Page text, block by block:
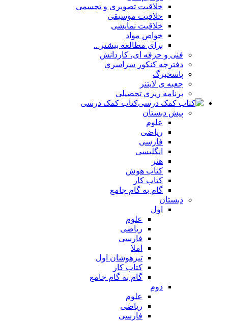
خلاقیت تصویری و تجسمی
خلاقیت موسیقی
خلاقیت نمایشی
خواص مواد
برای مطالعه بیشتر ..
فنی و حرفه ای، کاردانش
دفترچه کنکور سراسری
پاسخبرگ
جعبه ی لایتنر
برنامه ریزی تحصیلی
کتاب کمک درسی
پیش دبستان
علوم
ریاضی
فارسی
انگلیسی
هنر
کتاب هوش
کتاب کار
گام به گام جامع
دبستان
اول
علوم
ریاضی
فارسی
املا
تیزهوشان اول
کتاب کار
گام به گام جامع
دوم
علوم
ریاضی
فارسی